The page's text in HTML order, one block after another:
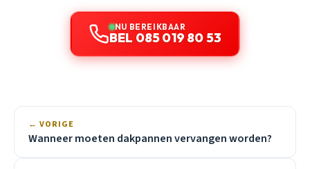
NU BEREIKBAAR
BEL 085 019 80 53
← VORIGE
Wanneer moeten dakpannen vervangen worden?